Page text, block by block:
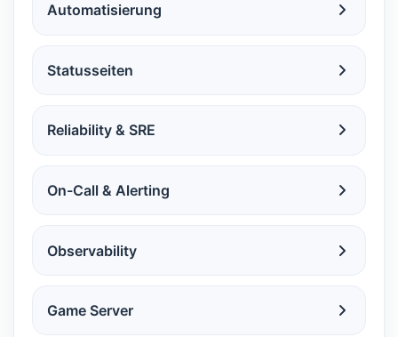
Automatisierung
Statusseiten
Reliability & SRE
On-Call & Alerting
Observability
Game Server